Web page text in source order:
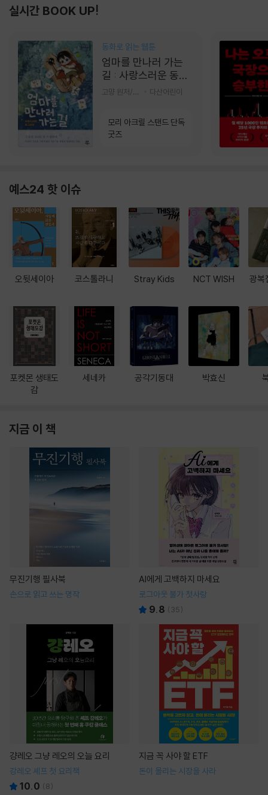
실시간 BOOK UP!
동화로 읽는 웹툰
엄마를 만나러 가는
길 : 사랑스러운 동그
라미
다산어린이
모리 아크릴 스탠드 단독
굿즈
예스24 핫 이슈
오뒷세이아
포켓몬 생태도
감
코스톨라니
세네카
Stray Kids
공각기동대
NCT WISH
박효신
광복
지금 이 책
무진기행 필사북
손으로 읽고 쓰는 명작
AI에게 고백하지 마세요
로그아웃 불가 첫사랑
9.8 ( 35)
걍레오 그냥 레오의 오늘 요리
강레오 셰프 첫 요리책
10.0 (8)
지금 꼭 사야 할 ETF
돈이 몰리는 시장을 사라